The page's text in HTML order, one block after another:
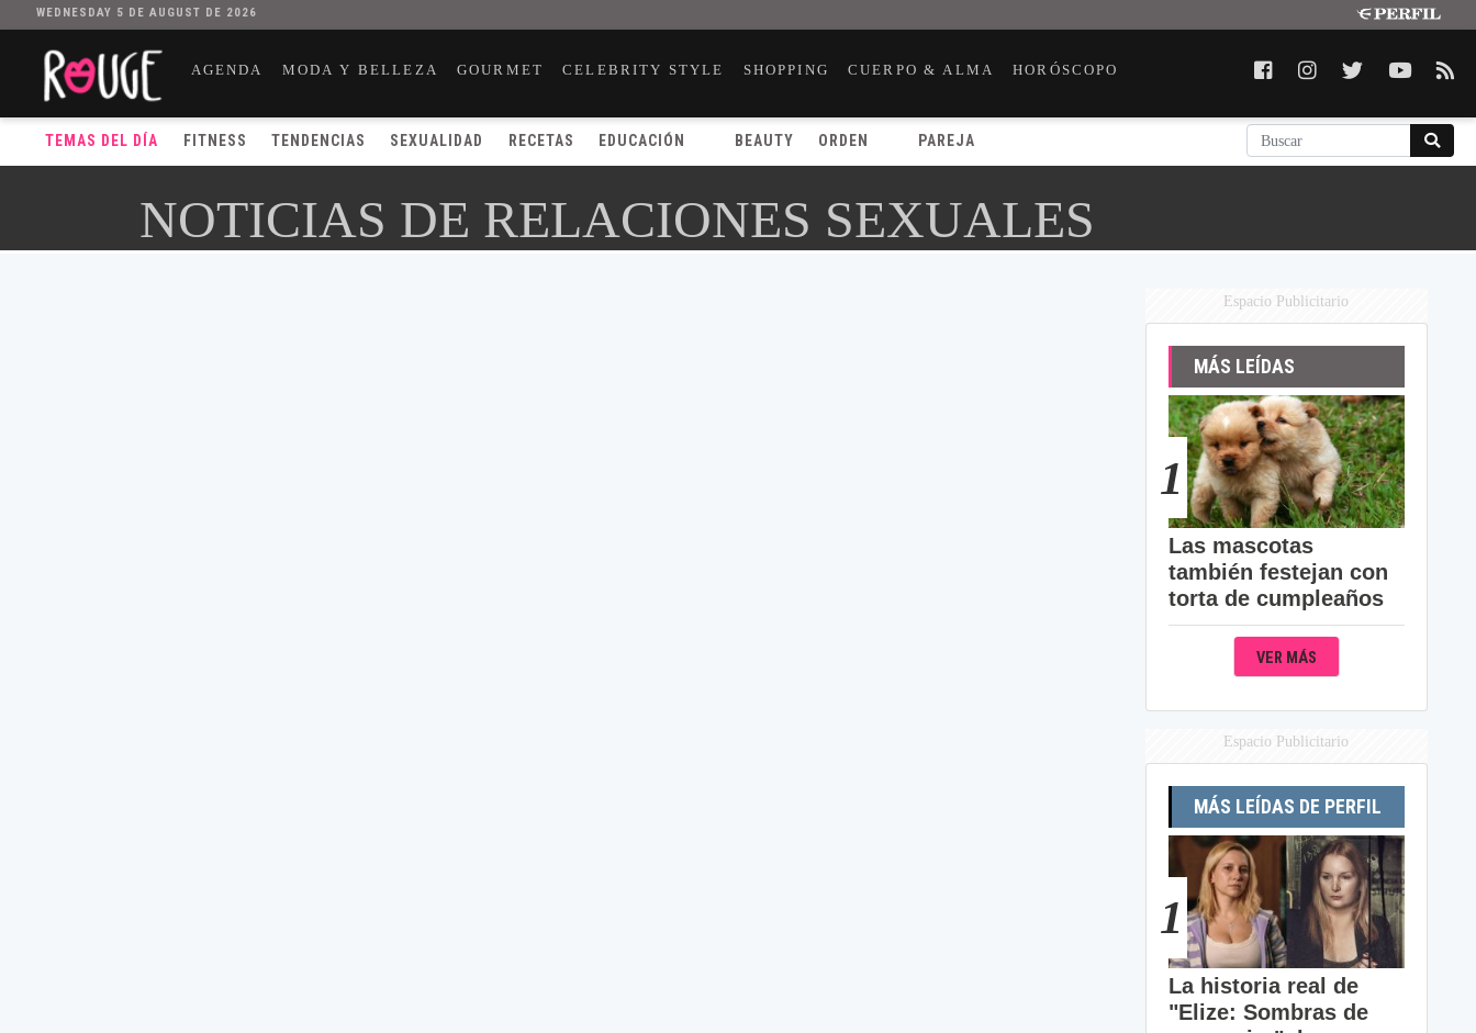
WEDNESDAY 5 DE AUGUST DE 2026
AGENDA MODA Y BELLEZA GOURMET CELEBRITY STYLE SHOPPING CUERPO & ALMA HORÓSCOPO
TEMAS DEL DÍA FITNESS TENDENCIAS SEXUALIDAD RECETAS EDUCACIÓN BEAUTY ORDEN PAREJA
NOTICIAS DE RELACIONES SEXUALES
Espacio Publicitario
MÁS LEÍDAS
1
Las mascotas
también festejan con
torta de cumpleaños
VER MÁS
Espacio Publicitario
MÁS LEÍDAS DE PERFIL
1
La historia real de
"Elize: Sombras de